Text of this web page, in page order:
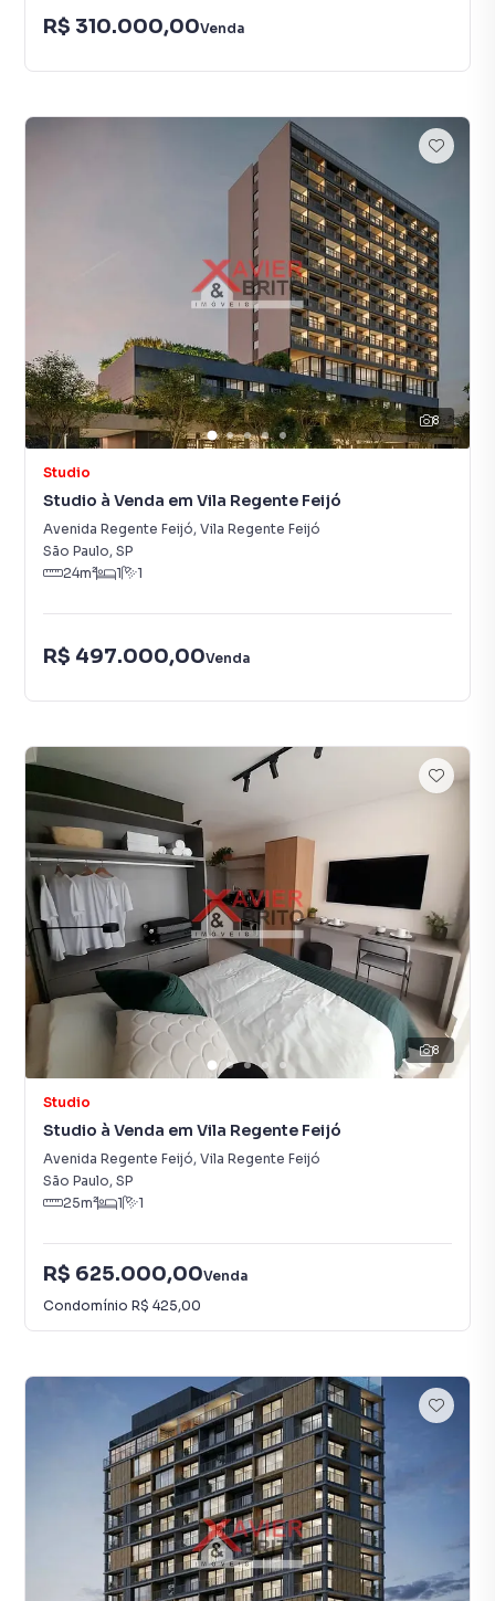
R$ 310.000,00Venda
8
Studio
Studio à Venda em Vila Regente Feijó
Avenida Regente Feijó, Vila Regente Feijó
São Paulo, SP
24m² 1 1
R$ 497.000,00Venda
8
Studio
Studio à Venda em Vila Regente Feijó
Avenida Regente Feijó, Vila Regente Feijó
São Paulo, SP
25m² 1 1
R$ 625.000,00Venda
Condomínio R$ 425,00